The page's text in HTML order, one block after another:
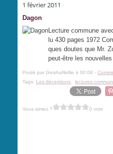
1 février 2011
Dagon
Lecture commune
lu 430 pages 1972
ques doutes que Mr.
peut-être les
Posté par GeishaNellie à 00:08 -
Tags: Les déceptions lectures
Vous aimez ? 0 vote